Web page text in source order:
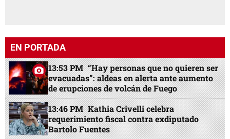
EN PORTADA
13:53 PM “Hay personas que no quieren ser
evacuadas”: aldeas en alerta ante aumento
de erupciones de volcán de Fuego
13:46 PM Kathia Crivelli celebra
requerimiento fiscal contra exdiputado
Bartolo Fuentes